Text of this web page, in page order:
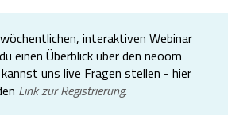
interaktiven Webinar
einen Überblick über den neoom
uns live Fragen stellen - hier
Link zur Registrierung.